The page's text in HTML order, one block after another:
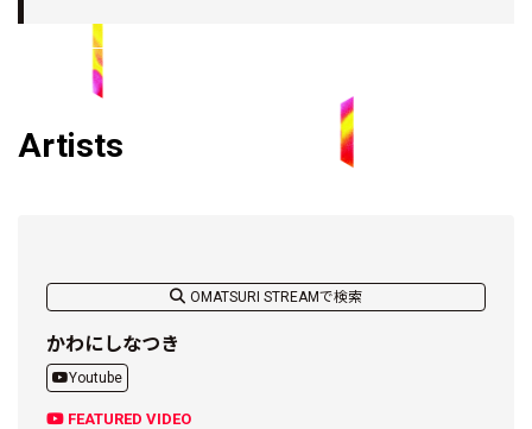
Artists
OMATSURI STREAMで検索
かわにしなつき
Youtube
FEATURED VIDEO